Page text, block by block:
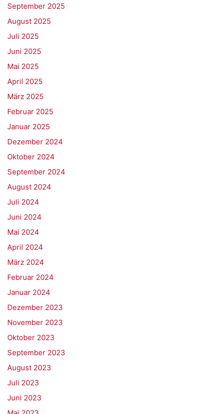
September 2025
August 2025
Juli 2025
Juni 2025
Mai 2025
April 2025
März 2025
Februar 2025
Januar 2025
Dezember 2024
Oktober 2024
September 2024
August 2024
Juli 2024
Juni 2024
Mai 2024
April 2024
März 2024
Februar 2024
Januar 2024
Dezember 2023
November 2023
Oktober 2023
September 2023
August 2023
Juli 2023
Juni 2023